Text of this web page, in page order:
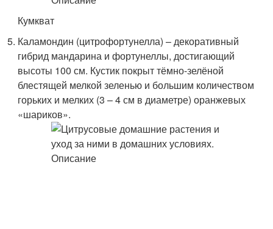
Кумкват
Каламондин (цитрофортунелла) – декоративный
гибрид мандарина и фортунеллы, достигающий
высоты 100 см. Кустик покрыт тёмно-зелёной
блестящей мелкой зеленью и большим количеством
горьких и мелких (3 – 4 см в диаметре) оранжевых
«шариков».